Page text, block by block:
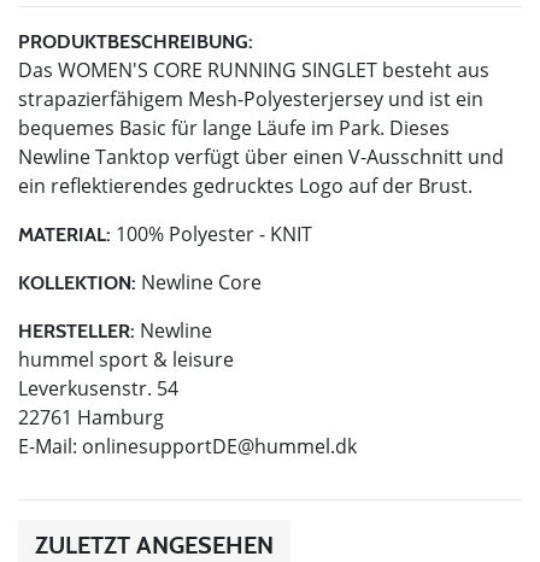
PRODUKTBESCHREIBUNG:
Das WOMEN'S CORE RUNNING SINGLET besteht aus
strapazierfähigem Mesh-Polyesterjersey und ist ein
bequemes Basic für lange Läufe im Park. Dieses
Newline Tanktop verfügt über einen V-Ausschnitt und
ein reflektierendes gedrucktes Logo auf der Brust.
MATERIAL: 100% Polyester - KNIT
KOLLEKTION: Newline Core
HERSTELLER: Newline
hummel sport & leisure
Leverkusenstr. 54
22761 Hamburg
E-Mail: onlinesupportDE@hummel.dk
ZULETZT ANGESEHEN